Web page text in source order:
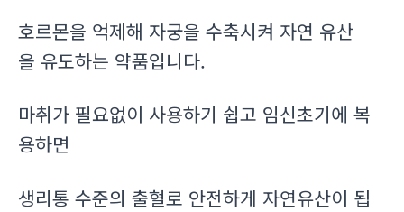
호르몬을 억제해 자궁을 수축시켜 자연 유산
을 유도하는 약품입니다.
마취가 필요없이 사용하기 쉽고 임신초기에 복
용하면
생리통 수준의 출혈로 안전하게 자연유산이 됩